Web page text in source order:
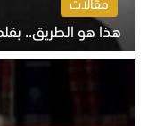
هذا هو الطريق..
الخميس 6 أغسطس 2026 10:52 ص